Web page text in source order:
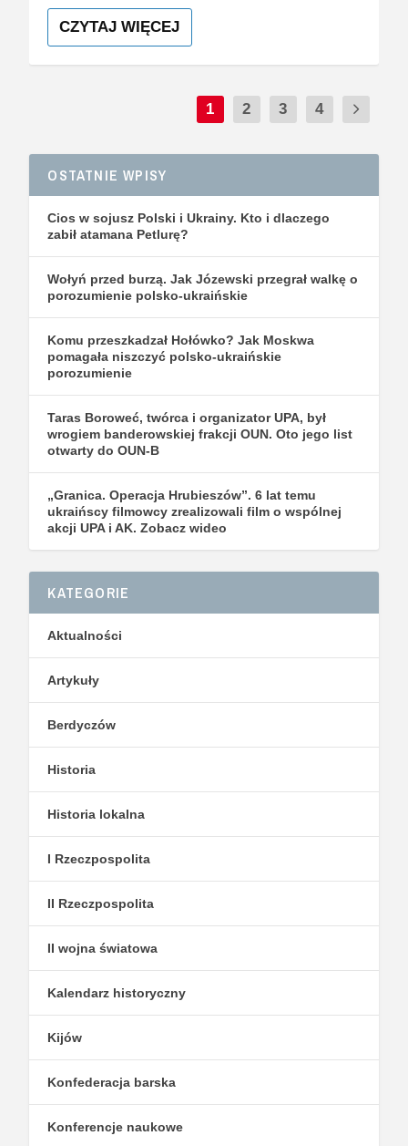
CZYTAJ WIĘCEJ
1 2 3 4
OSTATNIE WPISY
Cios w sojusz Polski i Ukrainy. Kto i dlaczego
zabił atamana Petlurę?
Wołyń przed burzą. Jak Józewski przegrał walkę o
porozumienie polsko-ukraińskie
Komu przeszkadzał Hołówko? Jak Moskwa
pomagała niszczyć polsko-ukraińskie
porozumienie
Taras Boroweć, twórca i organizator UPA, był
wrogiem banderowskiej frakcji OUN. Oto jego list
otwarty do OUN-B
„Granica. Operacja Hrubieszów”. 6 lat temu
ukraińscy filmowcy zrealizowali film o wspólnej
akcji UPA i AK. Zobacz wideo
KATEGORIE
Aktualności
Artykuły
Berdyczów
Historia
Historia lokalna
I Rzeczpospolita
II Rzeczpospolita
II wojna światowa
Kalendarz historyczny
Kijów
Konfederacja barska
Konferencje naukowe